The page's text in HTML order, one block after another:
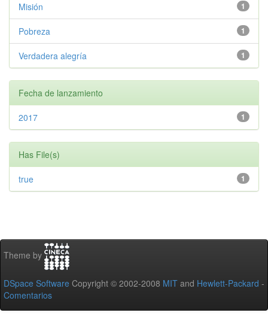
1
Misión
1
Pobreza
1
Verdadera alegría
Fecha de lanzamiento
1
2017
Has File(s)
1
true
Theme by
DSpace Software Copyright © 2002-2008 MIT and Hewlett-Packard -
Comentarios